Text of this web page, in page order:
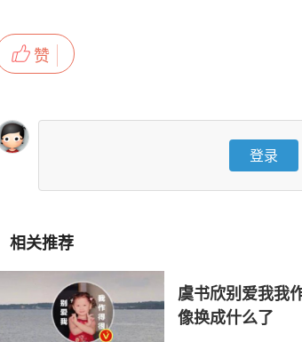
赞
登录
相关推荐
虞书欣别爱我我
像换成什么了